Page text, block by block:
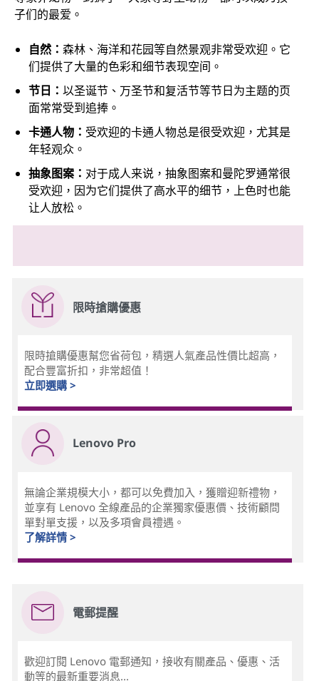
子们的最爱。
自然： 森林、海洋和花园等自然景观非常受欢迎。它
们提供了大量的色彩和细节表现空间。
节日： 以圣诞节、万圣节和复活节等节日为主题的页
面常常受到追捧。
卡通人物： 受欢迎的卡通人物总是很受欢迎，尤其是
年轻观众。
抽象图案： 对于成人来说，抽象图案和曼陀罗通常很
受欢迎，因为它们提供了高水平的细节，上色时也能
让人放松。
限時搶購優惠
限時搶購優惠幫您省荷包，精選人氣產品性價比超高，
配合豐富折扣，非常超值！
立即選購 >
Lenovo Pro
無論企業規模大小，都可以免費加入，獲贈迎新禮物，
並享有 Lenovo 全線產品的企業獨家優惠價、技術顧問
單對單支援，以及多項會員禮遇。
了解詳情 >
電郵提醒
歡迎訂閱 Lenovo 電郵通知，接收有關產品、優惠、活
動等的最新重要消息...